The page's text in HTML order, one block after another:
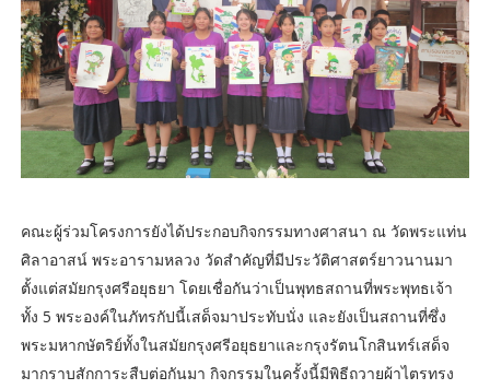
คณะผู้ร่วมโครงการยังได้ประกอบกิจกรรมทางศาสนา ณ วัดพระแท่น
ศิลาอาสน์ พระอารามหลวง วัดสำคัญที่มีประวัติศาสตร์ยาวนานมา
ตั้งแต่สมัยกรุงศรีอยุธยา โดยเชื่อกันว่าเป็นพุทธสถานที่พระพุทธเจ้า
ทั้ง 5 พระองค์ในภัทรกัปนี้เสด็จมาประทับนั่ง และยังเป็นสถานที่ซึ่ง
พระมหากษัตริย์ทั้งในสมัยกรุงศรีอยุธยาและกรุงรัตนโกสินทร์เสด็จ
มากราบสักการะสืบต่อกันมา กิจกรรมในครั้งนี้มีพิธีถวายผ้าไตรทรง